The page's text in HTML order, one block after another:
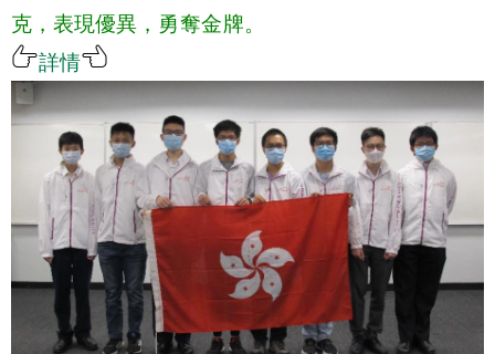
克，表現優異 ， 勇奪金牌。
詳情